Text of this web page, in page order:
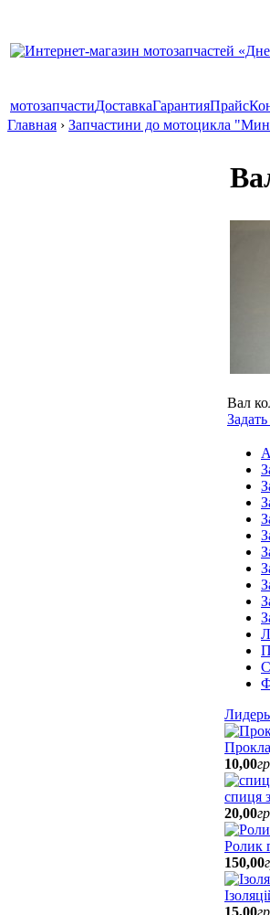
мотозапчастиДоставкаГарантияПрайс
Главная › Запчастини до мотоцикла
Вал
10,00
спиця
20,00
Ролик
150,00
15,00